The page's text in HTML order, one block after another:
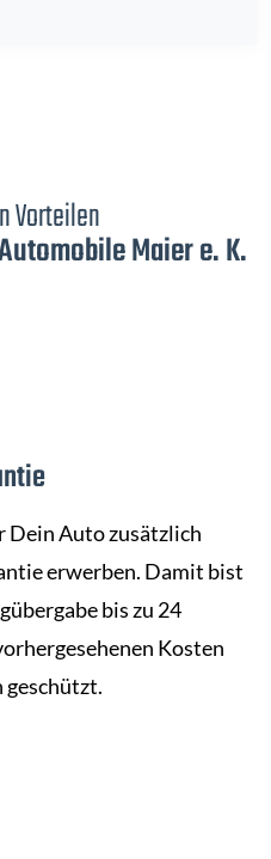
Vorteilen
Maier e. K.
Dein Auto zusätzlich
erwerben. Damit bist
bis zu 24
Kosten